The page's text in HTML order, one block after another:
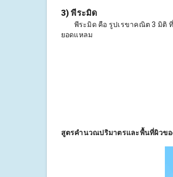
3) พีระมิด
พีระมิด คือ รูปเรขาคณิต 3 มิติ ที่
ยอดแหลม
สูตรคำนวณปริมาตรและพื้นที่ผิวขอ